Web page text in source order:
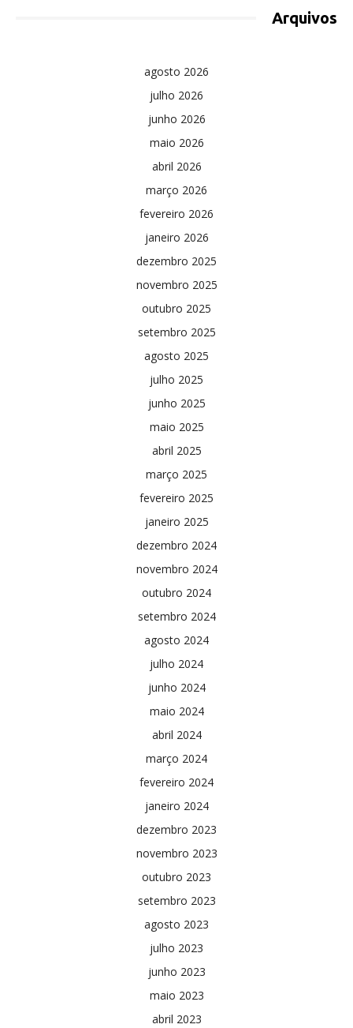
Arquivos
agosto 2026
julho 2026
junho 2026
maio 2026
abril 2026
março 2026
fevereiro 2026
janeiro 2026
dezembro 2025
novembro 2025
outubro 2025
setembro 2025
agosto 2025
julho 2025
junho 2025
maio 2025
abril 2025
março 2025
fevereiro 2025
janeiro 2025
dezembro 2024
novembro 2024
outubro 2024
setembro 2024
agosto 2024
julho 2024
junho 2024
maio 2024
abril 2024
março 2024
fevereiro 2024
janeiro 2024
dezembro 2023
novembro 2023
outubro 2023
setembro 2023
agosto 2023
julho 2023
junho 2023
maio 2023
abril 2023